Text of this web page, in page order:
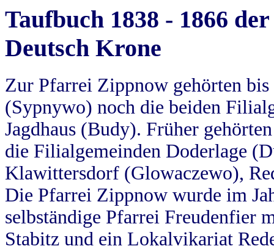
Taufbuch 1838 - 1866
Deutsch Krone
Zur Pfarrei Zippnow gehörten
(Sypnywo) noch die beiden
Jagdhaus (Budy). Früher
die Filialgemeinden Doderlage
Klawittersdorf (Glowaczewo),
Die Pfarrei Zippnow wurde im
selbständige Pfarrei Freudenfier
Stabitz und ein Lokalvikariat